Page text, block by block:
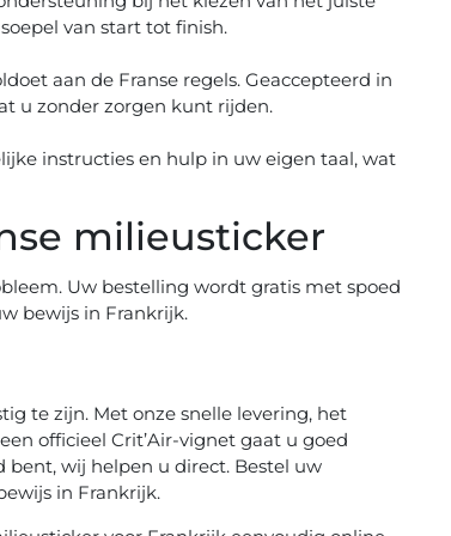
van start tot finish.
aan de Franse regels. Geaccepteerd in
u zonder zorgen kunt rijden.
instructies en hulp in uw eigen taal, wat
milieusticker
Uw bestelling wordt gratis met spoed
bewijs in Frankrijk.
te zijn. Met onze snelle levering, het
officieel Crit’Air-vignet gaat u goed
wij helpen u direct. Bestel uw
in Frankrijk.